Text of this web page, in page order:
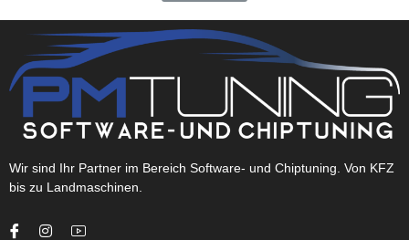
Wir sind Ihr Partner im Bereich Software- und Chiptuning. Von KFZ
bis zu Landmaschinen.